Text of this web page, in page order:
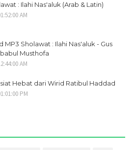
: Ilahi Nas'aluk (Arab & Latin)
AM
MP3 Sholawat : Ilahi Nas'aluk - Gus
Musthofa
AM
Hebat dari Wirid Ratibul Haddad
PM